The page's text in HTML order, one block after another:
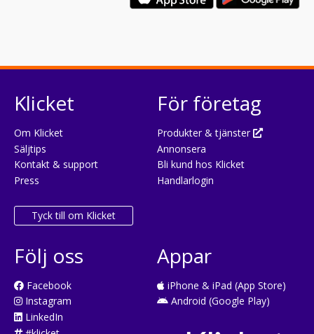
Klicket
Om Klicket
Säljtips
Kontakt & support
Press
Tyck till om Klicket
För företag
Produkter & tjänster
Annonsera
Bli kund hos Klicket
Handlarlogin
Följ oss
Facebook
Instagram
LinkedIn
Appar
iPhone & iPad (App Store)
Android (Google Play)